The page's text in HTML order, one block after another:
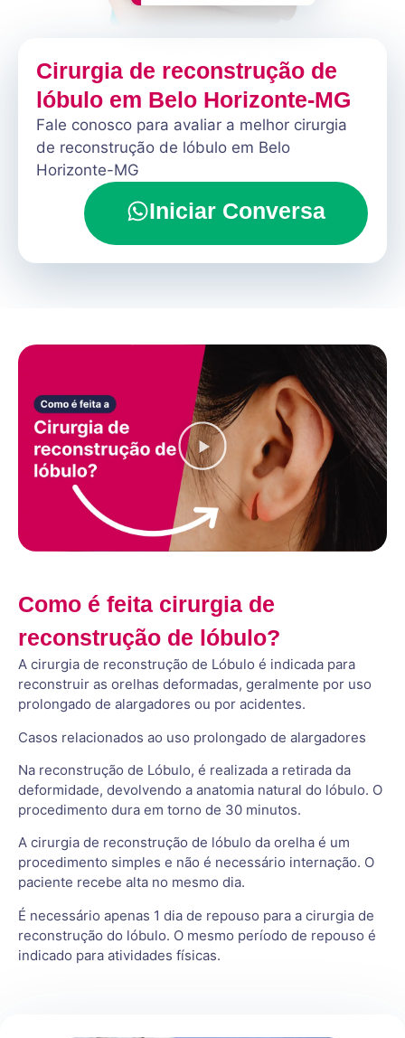
Cirurgia de reconstrução de
lóbulo em Belo Horizonte-MG
Fale conosco para avaliar a melhor cirurgia
de reconstrução de lóbulo em Belo
Horizonte-MG
Iniciar Conversa
Como é feita cirurgia de
reconstrução de lóbulo?
A cirurgia de reconstrução de Lóbulo é indicada para
reconstruir as orelhas deformadas, geralmente por uso
prolongado de alargadores ou por acidentes.
Casos relacionados ao uso prolongado de alargadores
Na reconstrução de Lóbulo, é realizada a retirada da
deformidade, devolvendo a anatomia natural do lóbulo. O
procedimento dura em torno de 30 minutos.
A cirurgia de reconstrução de lóbulo da orelha é um
procedimento simples e não é necessário internação. O
paciente recebe alta no mesmo dia.
É necessário apenas 1 dia de repouso para a cirurgia de
reconstrução do lóbulo. O mesmo período de repouso é
indicado para atividades físicas.